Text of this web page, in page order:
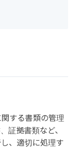
する書類の管理
証拠書類など、
、適切に処理す